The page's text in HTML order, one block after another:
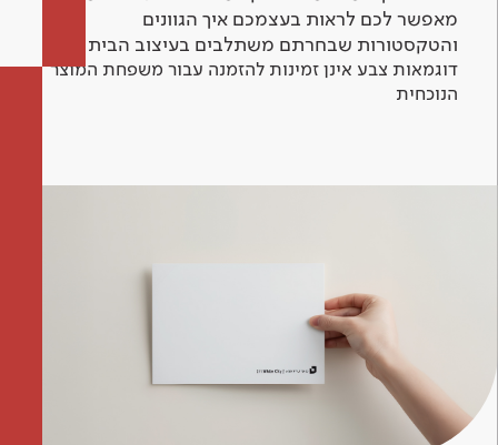
מאפשר לכם לראות בעצמכם איך הגוונים
והטקסטורות שבחרתם משתלבים בעיצוב הבית.
דוגמאות צבע אינן זמינות להזמנה עבור משפחת המוצר
הנוכחית